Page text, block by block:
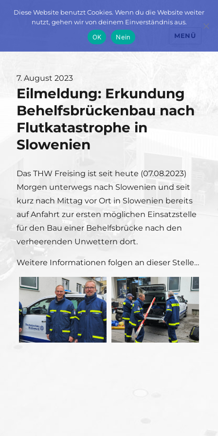
MENÜ
Veröffentlicht
am
7. August 2023
Eilmeldung: Erkundung
Behelfsbrückenbau nach
Flutkatastrophe in
Slowenien
Das THW Freising ist seit heute (07.08.2023)
Morgen unterwegs nach Slowenien und seit
kurz nach Mittag vor Ort in Slowenien bereits
auf Anfahrt zur ersten möglichen Einsatzstelle
für den Bau einer Behelfsbrücke nach den
verheerenden Unwettern dort.
Weitere Informationen folgen an dieser Stelle…
Diese Website benutzt Cookies. Wenn du die Website weiter
nutzt, gehen wir von deinem Einverständnis aus.
OK
Nein